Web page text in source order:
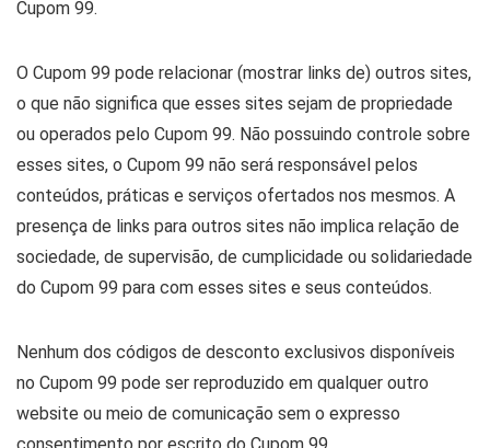
Cupom 99.
O Cupom 99 pode relacionar (mostrar links de) outros sites,
o que não significa que esses sites sejam de propriedade
ou operados pelo Cupom 99. Não possuindo controle sobre
esses sites, o Cupom 99 não será responsável pelos
conteúdos, práticas e serviços ofertados nos mesmos. A
presença de links para outros sites não implica relação de
sociedade, de supervisão, de cumplicidade ou solidariedade
do Cupom 99 para com esses sites e seus conteúdos.
Nenhum dos códigos de desconto exclusivos disponíveis
no Cupom 99 pode ser reproduzido em qualquer outro
website ou meio de comunicação sem o expresso